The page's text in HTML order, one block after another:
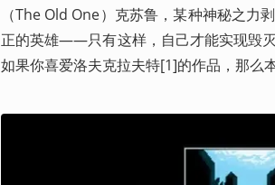
（The Old One）克苏鲁，某种神秘之力
正的英雄——只有这样，自己才能实现毁
如果你喜爱洛夫克拉夫特[1]的作品，那么